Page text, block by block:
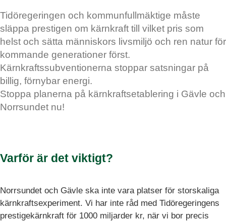
Tidöregeringen och kommunfullmäktige måste
släppa prestigen om kärnkraft till vilket pris som
helst och sätta människors livsmiljö och ren natur för
kommande generationer först.
Kärnkraftssubventionerna stoppar satsningar på
billig, förnybar energi.
Stoppa planerna på kärnkraftsetablering i Gävle och
Norrsundet nu!
Varför är det viktigt?
Norrsundet och Gävle ska inte vara platser för storskaliga
kärnkraftsexperiment. Vi har inte råd med Tidöregeringens
prestigekärnkraft för 1000 miljarder kr, när vi bor precis